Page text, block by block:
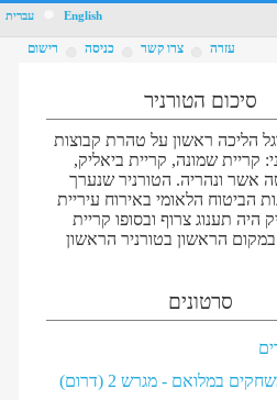
1 English עברית
רישום כניסה צרו קשר עזרה
סיכום הטורניר
הליכה ראשון על טהרת קבוצות
קריית שמונה, קריית ביאליק,
אשר ונהריה. הטורניר שנערך
הביטוח הלאומי באירוח עיריית
היה תענוג צרוף ובסופו קריית
הראשון בטורניר הראשון
סרטונים
במלואם - מגרש 2 (דרום)
4